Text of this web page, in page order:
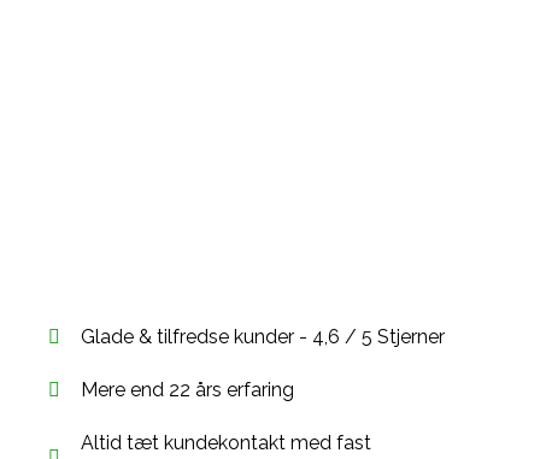
Glade & tilfredse kunder - 4,6 / 5 Stjerner
Mere end 22 års erfaring
Altid tæt kundekontakt med fast